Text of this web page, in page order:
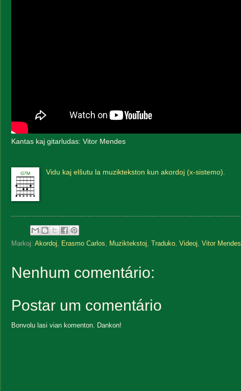
Kantas kaj gitarludas: Vitor Mendes
Vidu kaj elŝutu la muziktekston kun akordoj (x-sistemo).
Markoj: Akordoj Erasmo Carlos Muziktekstoj Traduko, Videoj Vitor Mendes
Nenhum comentário:
Postar um comentário
Bonvolu lasi vian komenton. Dankon!